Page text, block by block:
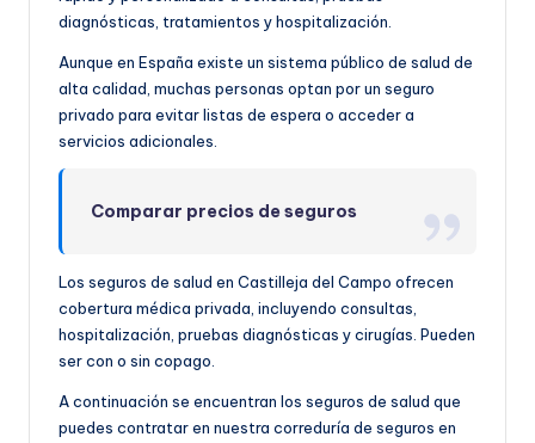
diagnósticas, tratamientos y hospitalización.
Aunque en España existe un sistema público de salud de
alta calidad, muchas personas optan por un seguro
privado para evitar listas de espera o acceder a
servicios adicionales.
Comparar precios de seguros
Los seguros de salud en Castilleja del Campo ofrecen
cobertura médica privada, incluyendo consultas,
hospitalización, pruebas diagnósticas y cirugías. Pueden
ser con o sin copago.
A continuación se encuentran los seguros de salud que
puedes contratar en nuestra correduría de seguros en